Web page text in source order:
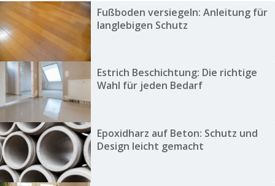
Fußboden versiegeln: Anleitung für
langlebigen Schutz
Estrich Beschichtung: Die richtige
Wahl für jeden Bedarf
Epoxidharz auf Beton: Schutz und
Design leicht gemacht